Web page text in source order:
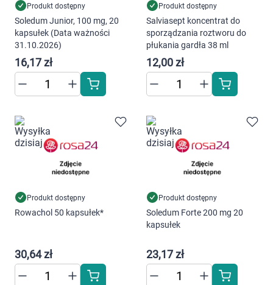
Kobieta w ciąży i mama
Dziecko
Higiena
Mężczyzna
Zdrowy styl życia
Zabawki
Motoryzacja
Produkt dostępny
Soledum Junior, 100 mg, 20
kapsułek (Data ważności
31.10.2026)
16,17 zł
Produkt dostępny
Salviasept koncentrat do
sporządzania roztworu do
płukania gardła 38 ml
12,00 zł
Produkt dostępny
Rowachol 50 kapsułek*
30,64 zł
Produkt dostępny
Soledum Forte 200 mg 20
kapsułek
23,17 zł